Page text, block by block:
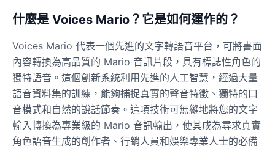
什麼是 Voices Mario？它是如何運作的？
Voices Mario 代表一個先進的文字轉語音平台，可將書面
內容轉換為高品質的 Mario 音訊片段，具有標誌性角色的
獨特語音。這個創新系統利用先進的人工智慧，經過大量
語音資料集的訓練，能夠捕捉真實的聲音特徵、獨特的口
音模式和自然的說話節奏。這項技術可無縫地將您的文字
輸入轉換為專業級的 Mario 音訊輸出，使其成為尋求真實
角色語音生成的創作者、行銷人員和娛樂專業人士的必備